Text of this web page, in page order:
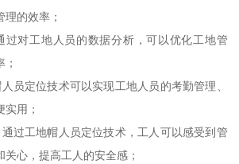
的效率；
过对工地人员的数据分析，可以优化工地管
员定位技术可以实现工地人员的考勤管理、
用；
过工地帽人员定位技术，工人可以感受到管
心，提高工人的安全感；